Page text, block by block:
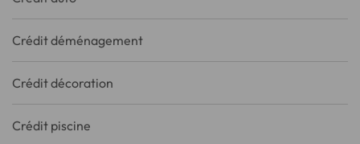
Crédit déménagement
Crédit décoration
Crédit piscine